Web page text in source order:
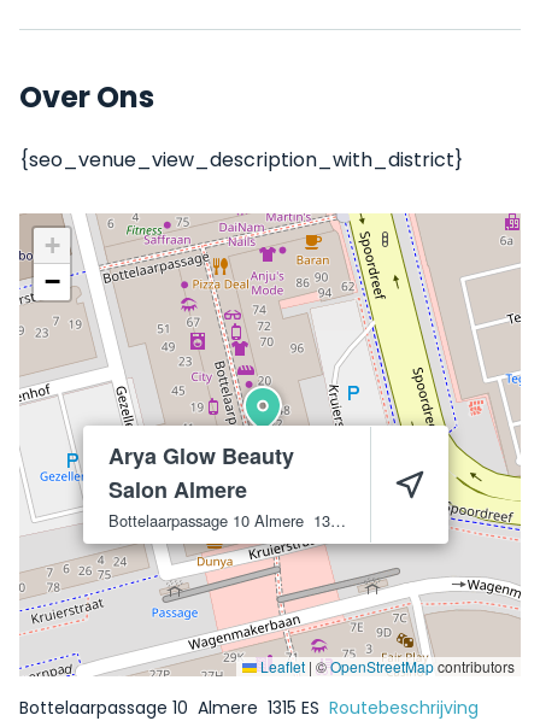
Over Ons
{seo_venue_view_description_with_district}
Arya Glow Beauty
Salon Almere
Bottelaarpassage 10 Almere 1315 ES
+
−
Leaflet | ©OpenStreetMapcontributors
Bottelaarpassage 10 Almere 1315 ES Routebeschrijving